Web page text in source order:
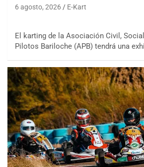
6 agosto, 2026 E-Kart
El karting de la Asociación Civil,
Pilotos Bariloche (APB) tendrá una